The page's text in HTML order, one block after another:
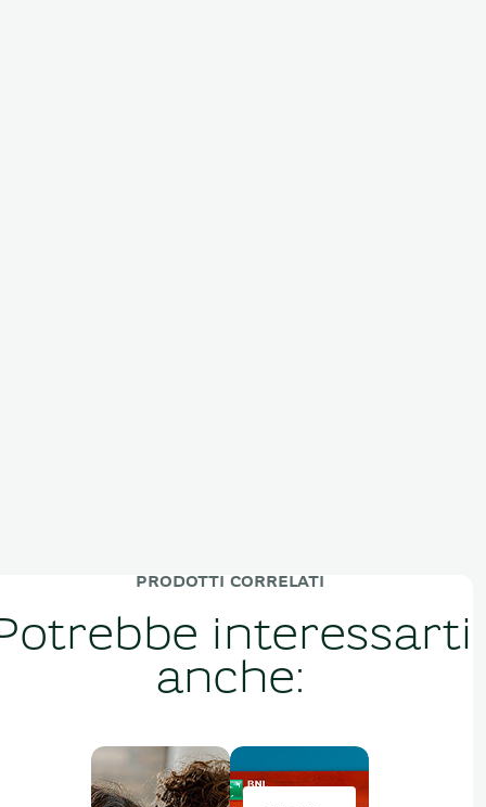
PRODOTTI CORRELATI
interessarti
anche: